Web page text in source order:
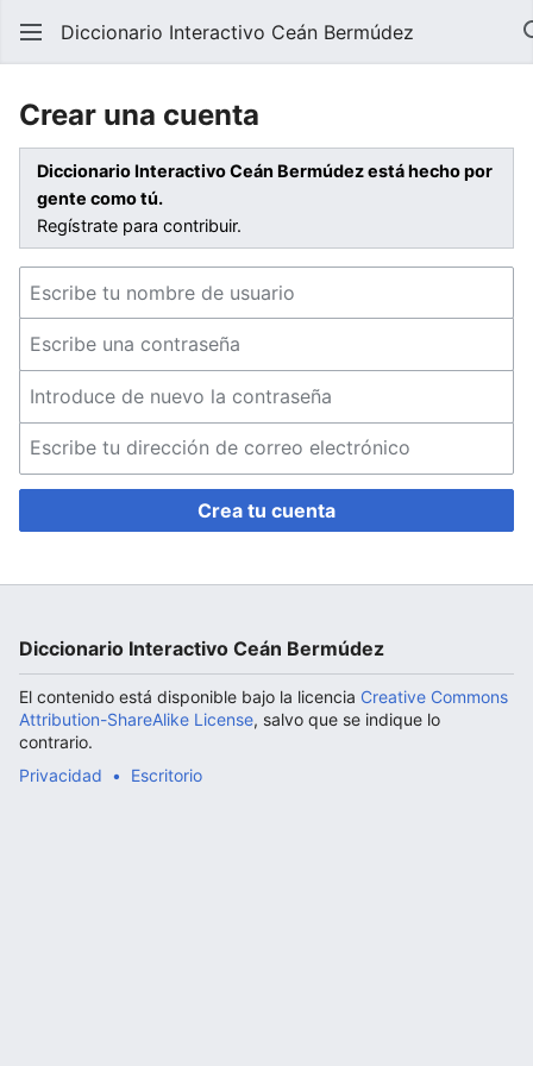
Abrir menú principal
Diccionario Interactivo Ceán Bermúdez
Crear una cuenta
Diccionario Interactivo Ceán Bermúdez está hecho por
gente como tú.
Regístrate para contribuir.
Crea tu cuenta
Diccionario Interactivo Ceán Bermúdez
El contenido está disponible bajo la licencia Creative Commons
Attribution-ShareAlike License, salvo que se indique lo
contrario.
Privacidad
Escritorio